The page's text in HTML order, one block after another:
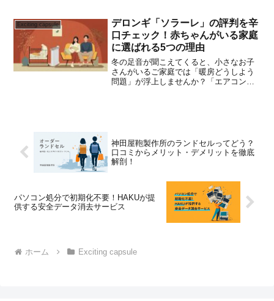
ンの中で結露して荷物が濡れてしまった
り…そんな経験は...
Exciting capsule
デロンギ「ソラーレ」の評判を辛
口チェック！赤ちゃんがいる家庭
に選ばれる5つの理由
冬の足音が聞こえてくると、小さなお子
さんがいるご家庭では「暖房どうしよう
問題」が浮上しませんか？「エアコンを
神田屋鞄製作所のランドセルってどう？
口コミからメリット・デメリットを徹底
解剖！
パソコン処分で初期化不要！HAKUが提
供する安全データ消去サービス
ホーム Exciting capsule